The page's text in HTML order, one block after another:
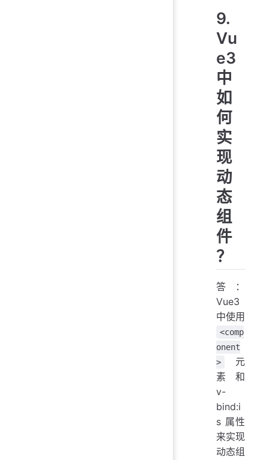
9.
Vu
e3
中
如
何
实
现
动
态
组
件
？
答：
Vue3
中使用
<comp
onent
>
元
素和
v-
bind:i
s 属性
来实现
动态组